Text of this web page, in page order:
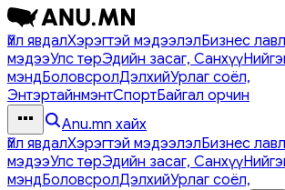
Үйл явдалХэрэгтэй мэдээлэлБизнес
мэдээУлс төрЭдийн засаг, Санхүү
мэндБоловсролДэлхийУрлаг соёл,
ЭнтэртайнмэнтСпортБайгал орчин
Anu.mn хайх
Үйл явдалХэрэгтэй мэдээлэлБизнес
мэдээУлс төрЭдийн засаг, Санхүү
мэндБоловсролДэлхийУрлаг соёл,